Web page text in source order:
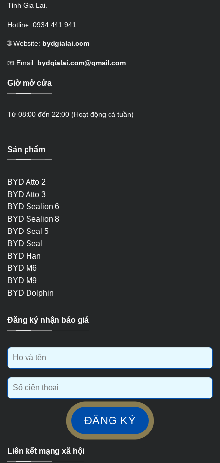
Tỉnh Gia Lai.
Hotline: 0934 441 941
🌐 Website: bydgialai.com
📧 Email: bydgialai.com@gmail.com
Giờ mở cửa
Từ 08:00 đến 22:00 (Hoạt động cả tuần)
Sản phẩm
BYD Atto 2
BYD Atto 3
BYD Sealion 6
BYD Sealion 8
BYD Seal 5
BYD Seal
BYD Han
BYD M6
BYD M9
BYD Dolphin
Đăng ký nhận báo giá
Liên kết mạng xã hội